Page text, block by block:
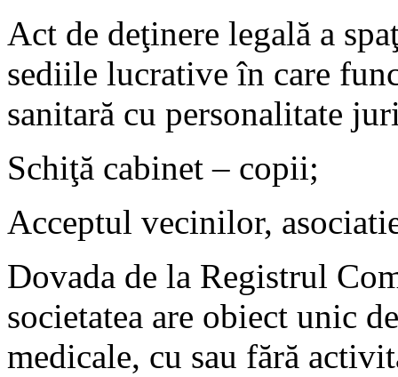
Act de deţinere legală a
sediile lucrative în care
sanitară cu personalitate
Schiţă cabinet – copii;
Acceptul vecinilor,
Dovada de la Registrul
societatea are obiect unic
medicale, cu sau fără